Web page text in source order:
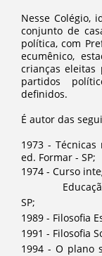
Nesse Colégio,
conjunto de
política, com
ecumênico,
crianças eleitas
partidos
definidos.
É autor das
1973 -
ed. Formar - SP;
1974 - Curso
Educação
SP;
1989 - Filosofia
1991 - Filosofia
1994 - O plano